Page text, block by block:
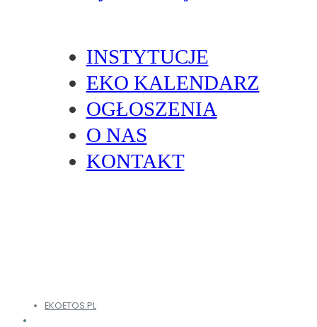
INSTYTUCJE
EKO KALENDARZ
OGŁOSZENIA
O NAS
KONTAKT
EKOETOS.PL